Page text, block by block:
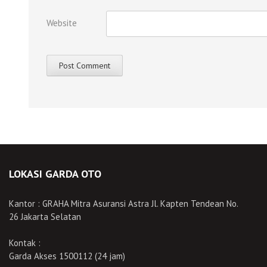
Website
LOKASI GARDA OTO
Kantor : GRAHA Mitra Asuransi Astra Jl. Kapten Tendean No.
26 Jakarta Selatan
Kontak :
Garda Akses 1500112 (24 jam)